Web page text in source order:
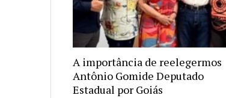
A importância de reelegermos
Antônio Gomide Deputado
Estadual por Goiás